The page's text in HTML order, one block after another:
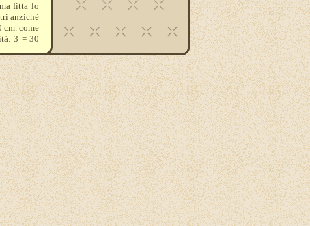
fitta lo
anzichè
cm. come
3 = 30